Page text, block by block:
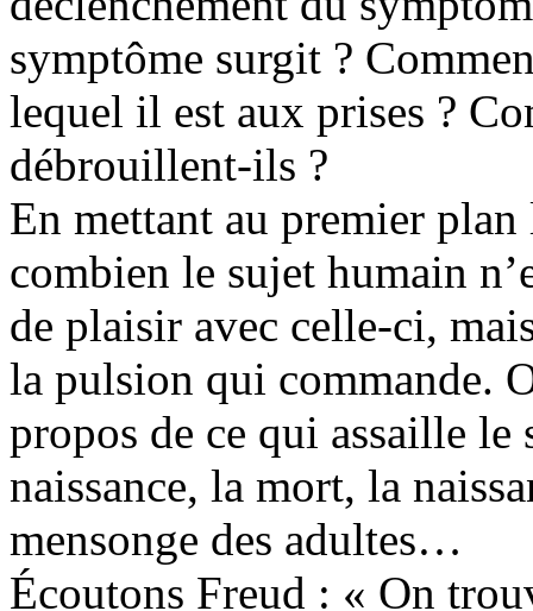
symptôme surgit ?
lequel il est aux prises ?
débrouillent-ils ?
En mettant au premier
combien le sujet humain
de plaisir avec celle-ci,
la pulsion qui commande.
propos de ce qui assaille
naissance, la mort, la
mensonge des adultes…
Écoutons Freud : « On